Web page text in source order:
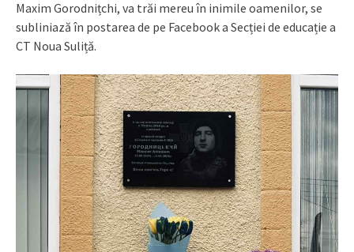
Maxim Gorodnițchi, va trăi mereu în inimile oamenilor, se
subliniază în postarea de pe Facebook a Secției de educație a
CT Noua Suliță.